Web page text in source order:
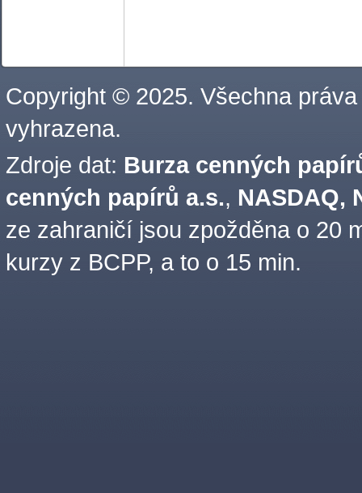
Copyright © 2025. Všechna práva
vyhrazena.
Zdroje dat: Burza cenných
cenných papírů a.s., NASDAQ,
ze zahraničí jsou zpožděna o 20
kurzy z BCPP, a to o 15 min.